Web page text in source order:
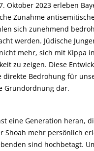
Oktober 2023 erleben
Zunahme
sich zunehmend
werden. Jüdische
mehr, sich mit Kippa
zu zeigen. Diese
direkte Bedrohung für
Grundordnung dar.
eine Generation heran,
Shoah mehr persönlich
sind hochbetagt.